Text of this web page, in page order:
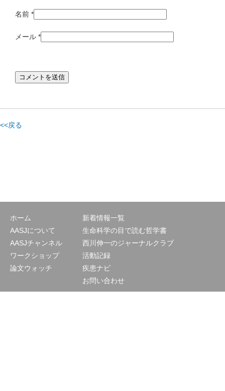
名前 *
メール *
<<戻る
ホーム
AASJについて
AASJチャンネル
ワークショップ
論文ウォッチ
新着情報一覧
生命科学の目で読む哲学書
西川伸一のジャーナルクラブ
活動記録
疾患ナビ
お問い合わせ